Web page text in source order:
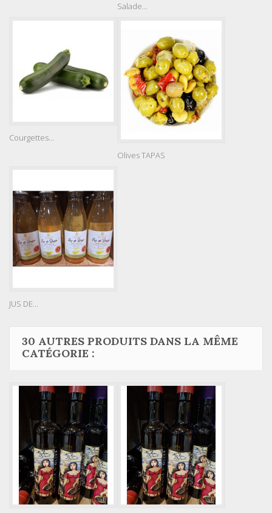
Salade...
Courgettes...
Olives TAPAS
JUS DE...
30 AUTRES PRODUITS DANS LA MÊME
CATÉGORIE :